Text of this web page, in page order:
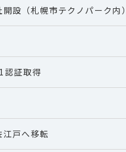
設（札幌市テクノパーク内）
認証取得
戸へ移転